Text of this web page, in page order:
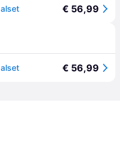
€ 56,99
€ 56,99